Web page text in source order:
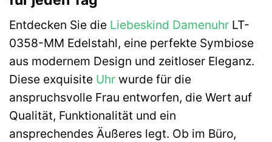
Entdecken Sie die Liebeskind Damenuhr LT-
0358-MM Edelstahl, eine perfekte Symbiose
aus modernem Design und zeitloser Eleganz.
Diese exquisite Uhr wurde für die
anspruchsvolle Frau entworfen, die Wert auf
Qualität, Funktionalität und ein
ansprechendes Äußeres legt. Ob im Büro,